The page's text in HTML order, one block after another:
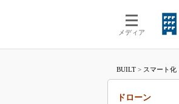
メディア
BUILT > スマート化
ドローン